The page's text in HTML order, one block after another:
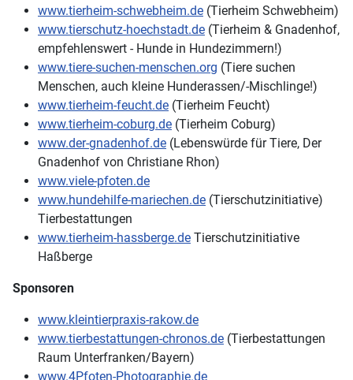
www.tierheim-schwebheim.de (Tierheim Schwebheim)
www.tierschutz-hoechstadt.de (Tierheim & Gnadenhof,
empfehlenswert - Hunde in Hundezimmern!)
www.tiere-suchen-menschen.org (Tiere suchen
Menschen, auch kleine Hunderassen/-Mischlinge!)
www.tierheim-feucht.de (Tierheim Feucht)
www.tierheim-coburg.de (Tierheim Coburg)
www.der-gnadenhof.de (Lebenswürde für Tiere, Der
Gnadenhof von Christiane Rhon)
www.viele-pfoten.de
www.hundehilfe-mariechen.de (Tierschutzinitiative)
Tierbestattungen
www.tierheim-hassberge.de Tierschutzinitiative
Haßberge
Sponsoren
www.kleintierpraxis-rakow.de
www.tierbestattungen-chronos.de (Tierbestattungen
Raum Unterfranken/Bayern)
www.4Pfoten-Photographie.de